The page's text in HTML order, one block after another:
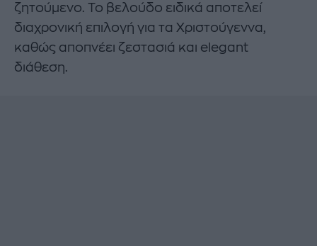
ζητούμενο. Το βελούδο ειδικά αποτελεί
διαχρονική επιλογή για τα Χριστούγεννα,
καθώς αποπνέει ζεστασιά και elegant
διάθεση.